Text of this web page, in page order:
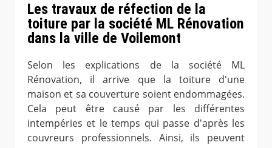
Les travaux de réfection de la
toiture par la société ML Rénovation
dans la ville de Voilemont
Selon les explications de la société ML
Rénovation, il arrive que la toiture d'une
maison et sa couverture soient endommagées.
Cela peut être causé par les différentes
intempéries et le temps qui passe d'après les
couvreurs professionnels. Ainsi, ils peuvent